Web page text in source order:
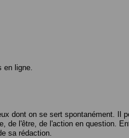
ligne.
dont on se sert spontanément. Il
de l'être, de l'action en question.
sa rédaction.